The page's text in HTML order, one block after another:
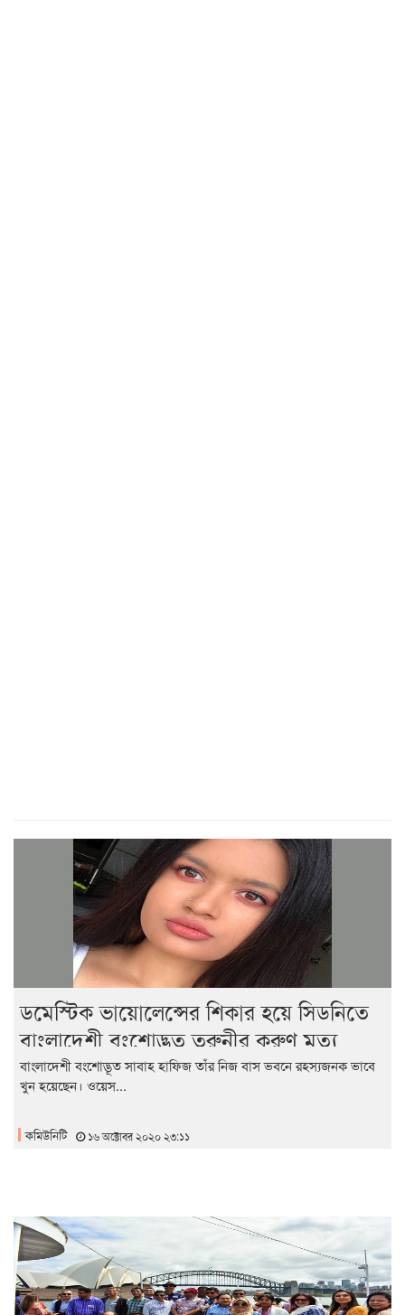
ডমেস্টিক ভায়োলেন্সের শিকার হয়ে সিডনিতে
বাংলাদেশী বংশোদ্ভূত তরুনীর করুণ মৃত্যু
বাংলাদেশী বংশোদ্ভূত সাবাহ হাফিজ তাঁর নিজ বাস ভবনে রহস্যজনক ভাবে
খুন হয়েছেন। ওয়েস...
কমিউনিটি ১৬ অক্টোবর ২০২০ ২৩:১১